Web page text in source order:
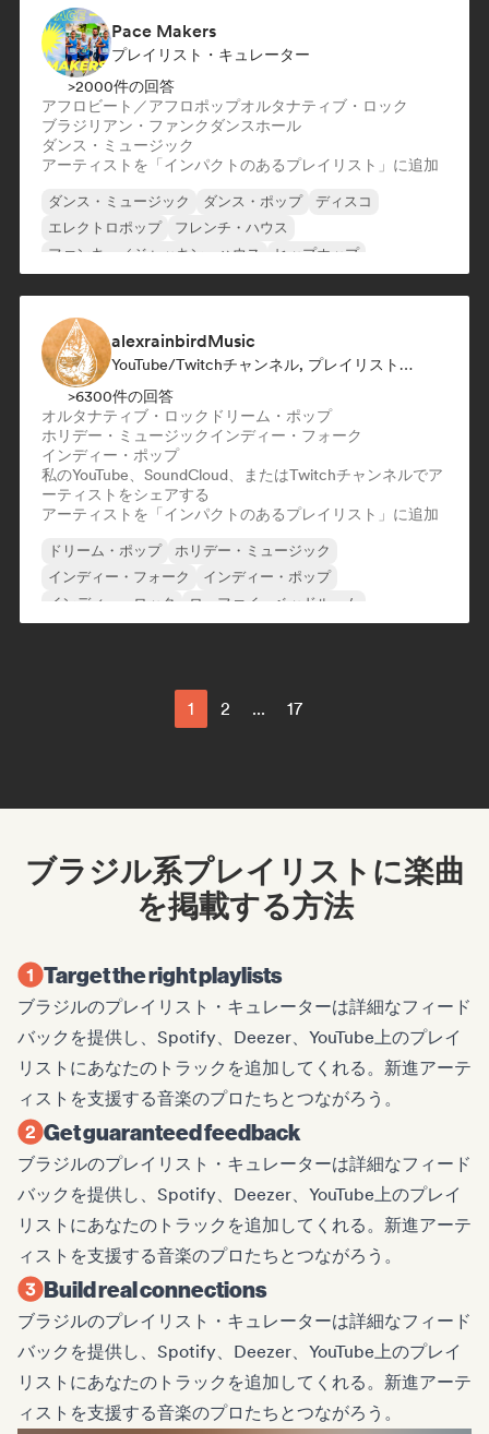
Pace Makers
プレイリスト・キュレーター
>2000件の回答
アフロビート／アフロポップオルタナティブ・ロック
ブラジリアン・ファンク ダンスホール
ダンス・ミュージック
アーティストを「インパクトのあるプレイリスト」に追加
ダンス・ミュージック ダンス・ポップ
ディスコ
エレクトロポップ
フレンチ・ハウス
ファンキー／ジャッキン・ハウス
ヒップホップ
alexrainbirdMusic
YouTube/Twitchチャンネル, プレイリスト・キュレーター
>6300件の回答
オルタナティブ・ロック ドリーム・ポップ
ホリデー・ミュージックインディー・フォーク
インディー・ポップ
私のYouTube、SoundCloud、またはTwitchチャンネルでア
ーティストをシェアする
アーティストを「インパクトのあるプレイリスト」に追加
ドリーム・ポップ
ホリデー・ミュージック
インディー・フォーク
インディー・ポップ
インディー・ロック
ローファイ・ベッドルーム
1 2 ... 17
ブラジル系プレイリストに楽曲
を掲載する方法
Target the right playlists
ブラジルのプレイリスト・キュレーターは詳細なフィード
バックを提供し、Spotify、Deezer、YouTube上のプレイ
リストにあなたのトラックを追加してくれる。新進アーテ
ィストを支援する音楽のプロたちとつながろう。
Get guaranteed feedback
ブラジルのプレイリスト・キュレーターは詳細なフィード
バックを提供し、Spotify、Deezer、YouTube上のプレイ
リストにあなたのトラックを追加してくれる。新進アーテ
ィストを支援する音楽のプロたちとつながろう。
Build real connections
ブラジルのプレイリスト・キュレーターは詳細なフィード
バックを提供し、Spotify、Deezer、YouTube上のプレイ
リストにあなたのトラックを追加してくれる。新進アーテ
ィストを支援する音楽のプロたちとつながろう。